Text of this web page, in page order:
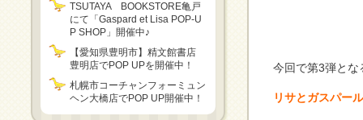
TSUTAYA BOOKSTORE亀戸
にて「Gaspard et Lisa POP-U
P SHOP」開催中♪
【愛知県豊明市】精文館書店
豊明店でPOP UPを開催中！
札幌市コーチャンフォーミュン
ヘン大橋店でPOP UP開催中！
今回で第3弾とな
リサとガスパー